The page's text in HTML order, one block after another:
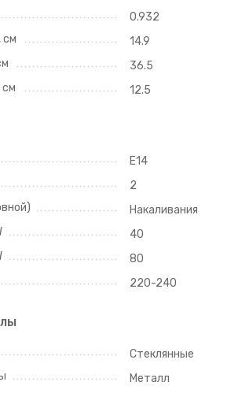
0.932
см
14.9
36.5
см
12.5
E14
2
Накаливания
40
80
220-240
Стеклянные
Металл